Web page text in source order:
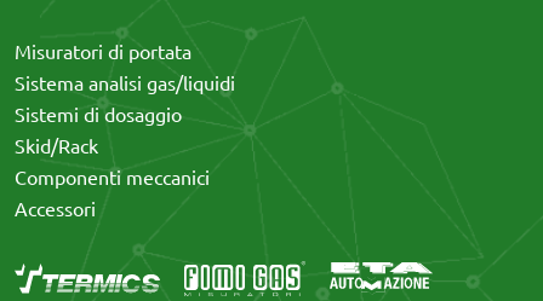
Misuratori di portata
Sistema analisi gas/liquidi
Sistemi di dosaggio
Skid/Rack
Componenti meccanici
Accessori